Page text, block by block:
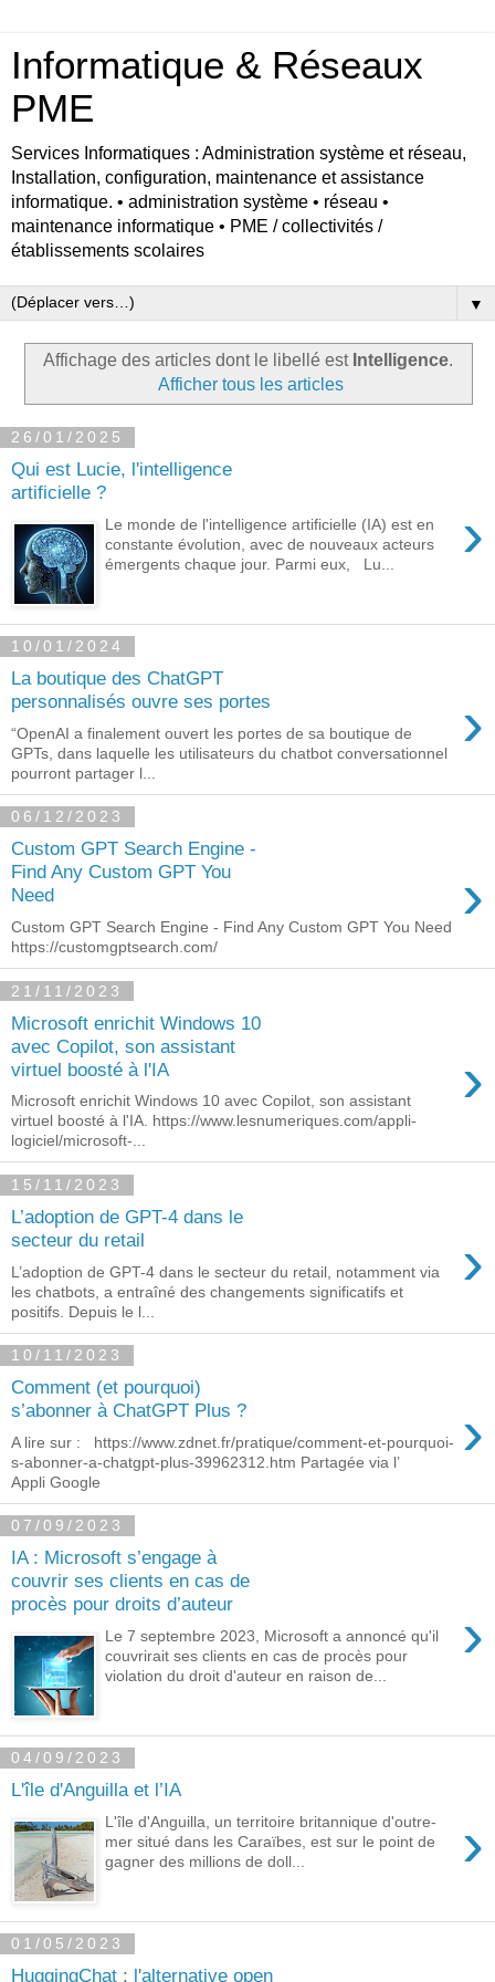
Informatique & Réseaux
PME
Services Informatiques : Administration système et réseau,
Installation, configuration, maintenance et assistance
informatique. • administration système • réseau •
maintenance informatique • PME / collectivités /
établissements scolaires
▼
Affichage des articles dont le libellé est Intelligence.
Afficher tous les articles
26/01/2025
Qui est Lucie, l'intelligence
artificielle ?
›
Le monde de l'intelligence artificielle (IA) est en
constante évolution, avec de nouveaux acteurs
émergents chaque jour. Parmi eux, Lu...
10/01/2024
La boutique des ChatGPT
personnalisés ouvre ses portes
›
“OpenAI a finalement ouvert les portes de sa boutique de
GPTs, dans laquelle les utilisateurs du chatbot conversationnel
pourront partager l...
06/12/2023
Custom GPT Search Engine -
Find Any Custom GPT You
Need
›
Custom GPT Search Engine - Find Any Custom GPT You Need
https://customgptsearch.com/
21/11/2023
Microsoft enrichit Windows 10
avec Copilot, son assistant
virtuel boosté à l'IA
›
Microsoft enrichit Windows 10 avec Copilot, son assistant
virtuel boosté à l'IA. https://www.lesnumeriques.com/appli-
logiciel/microsoft-...
15/11/2023
L’adoption de GPT-4 dans le
secteur du retail
›
L’adoption de GPT-4 dans le secteur du retail, notamment via
les chatbots, a entraîné des changements significatifs et
positifs. Depuis le l...
10/11/2023
Comment (et pourquoi)
s’abonner à ChatGPT Plus ?
›
A lire sur : https://www.zdnet.fr/pratique/comment-et-pourquoi-
s-abonner-a-chatgpt-plus-39962312.htm Partagée via l’
Appli Google
07/09/2023
IA : Microsoft s’engage à
couvrir ses clients en cas de
procès pour droits d’auteur
›
Le 7 septembre 2023, Microsoft a annoncé qu'il
couvrirait ses clients en cas de procès pour
violation du droit d'auteur en raison de...
04/09/2023
L'île d'Anguilla et l’IA
›
L'île d'Anguilla, un territoire britannique d'outre-
mer situé dans les Caraïbes, est sur le point de
gagner des millions de doll...
01/05/2023
HuggingChat : l'alternative open